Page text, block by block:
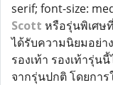
serif; font-size:
Scott หรือรุ่นพิเศษ
ได้รับความนิยมอย่า
รองเท้า รองเท้ารุ่
จากรุ่นปกติ โดยกา